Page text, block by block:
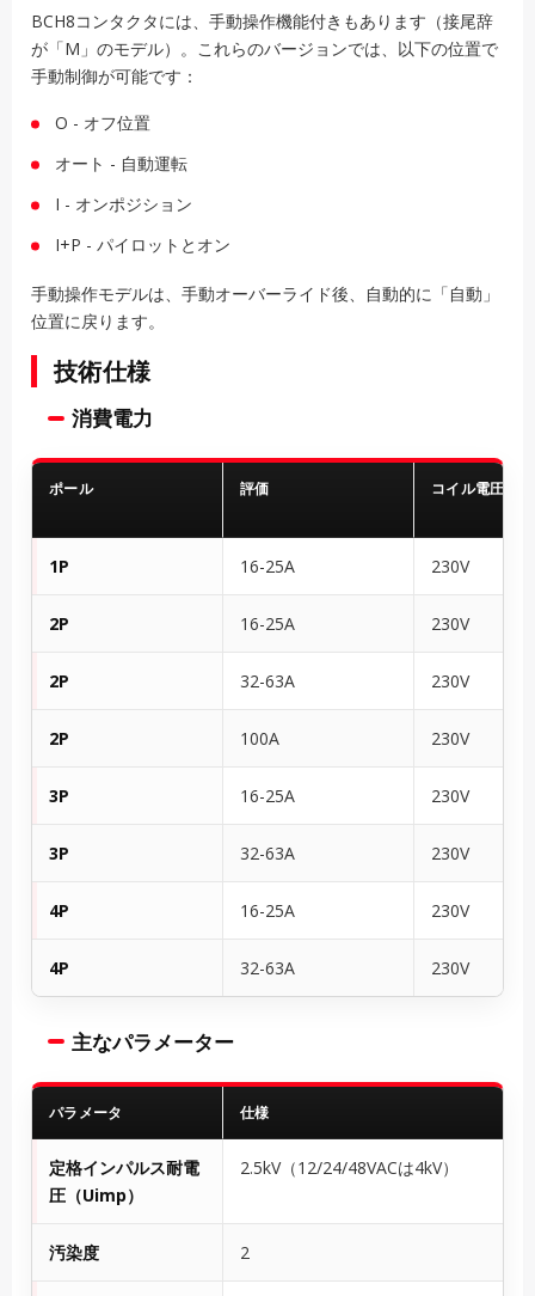
BCH8コンタクタには、手動操作機能付きもあります（接尾辞
が「M」のモデル）。これらのバージョンでは、以下の位置で
手動制御が可能です：
O - オフ位置
オート - 自動運転
I - オンポジション
I+P - パイロットとオン
手動操作モデルは、手動オーバーライド後、自動的に「自動」
位置に戻ります。
技術仕様
消費電力
ポール 評価 コイル電圧
1P 16-25A 230V
2P 16-25A 230V
2P 32-63A 230V
2P 100A 230V
3P 16-25A 230V
3P 32-63A 230V
4P 16-25A 230V
4P 32-63A 230V
主なパラメーター
パラメータ 仕様
定格インパルス耐電
圧（Uimp）
2.5kV（12/24/48VACは4kV）
汚染度 2